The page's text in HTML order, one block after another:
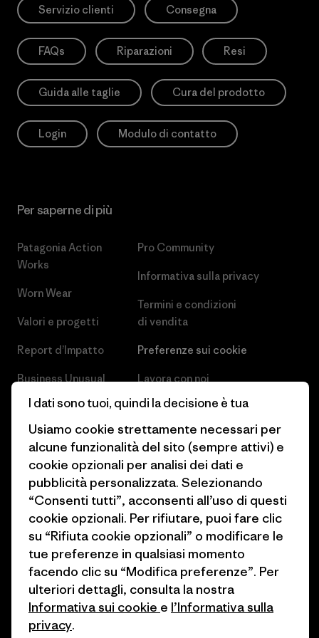
Servizio clienti Consegna
FAQs Riparazioni Resi
Guida alle taglie Cura del prodotto
Login Modulo di contatto
Per saperne di più
Patagonia Action
Works
Worn Wear
Valori e progetti
Report d’Impatto
Business Unusual
Obiettivi climatici
1% For The Planet
Come finanziamo
Buoni regalo
Trova un negozio
Pro Community
Informativa sulla privacy
Termini e condizioni
di vendita
Preferenze sui cookie
Lavora con noi
Stampa e media
Industry program
Programma di affiliazione
Patagonia Svizzera Mappa del
sito
© 2026 Patagonia, Inc. All Rights Reserved.
I dati sono tuoi, quindi la decisione è tua
Usiamo cookie strettamente necessari per
alcune funzionalità del sito (sempre attivi) e
cookie opzionali per analisi dei dati e
pubblicità personalizzata. Selezionando
“Consenti tutti”, acconsenti all’uso di questi
cookie opzionali. Per rifiutare, puoi fare clic
su “Rifiuta cookie opzionali” o modificare le
tue preferenze in qualsiasi momento
facendo clic su “Modifica preferenze”. Per
ulteriori dettagli, consulta la nostra
Informativa sui cookie e l’Informativa sulla
privacy.